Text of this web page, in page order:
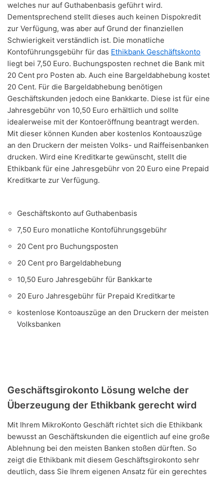
welches nur auf Guthabenbasis geführt wird.
Dementsprechend stellt dieses auch keinen Dispokredit
zur Verfügung, was aber auf Grund der finanziellen
Schwierigkeit verständlich ist. Die monatliche
Kontoführungsgebühr für das Ethikbank Geschäftskonto
liegt bei 7,50 Euro. Buchungsposten rechnet die Bank mit
20 Cent pro Posten ab. Auch eine Bargeldabhebung kostet
20 Cent. Für die Bargeldabhebung benötigen
Geschäftskunden jedoch eine Bankkarte. Diese ist für eine
Jahresgebühr von 10,50 Euro erhältlich und sollte
idealerweise mit der Kontoeröffnung beantragt werden.
Mit dieser können Kunden aber kostenlos Kontoauszüge
an den Druckern der meisten Volks- und Raiffeisenbanken
drucken. Wird eine Kreditkarte gewünscht, stellt die
Ethikbank für eine Jahresgebühr von 20 Euro eine Prepaid
Kreditkarte zur Verfügung.
Geschäftskonto auf Guthabenbasis
7,50 Euro monatliche Kontoführungsgebühr
20 Cent pro Buchungsposten
20 Cent pro Bargeldabhebung
10,50 Euro Jahresgebühr für Bankkarte
20 Euro Jahresgebühr für Prepaid Kreditkarte
kostenlose Kontoauszüge an den Druckern der meisten
Volksbanken
Geschäftsgirokonto Lösung welche der
Überzeugung der Ethikbank gerecht wird
Mit Ihrem MikroKonto Geschäft richtet sich die Ethikbank
bewusst an Geschäftskunden die eigentlich auf eine große
Ablehnung bei den meisten Banken stoßen dürften. So
zeigt die Ethikbank mit diesem Geschäftsgirokonto sehr
deutlich, dass Sie Ihrem eigenen Ansatz für ein gerechtes